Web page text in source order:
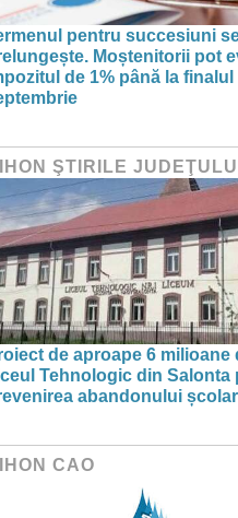
pentru succesiuni
Moștenitorii pot
de 1% până la
ŞTIRILE
de aproape 6 milioane
Tehnologic din Salonta
abandonului școlar
CAO